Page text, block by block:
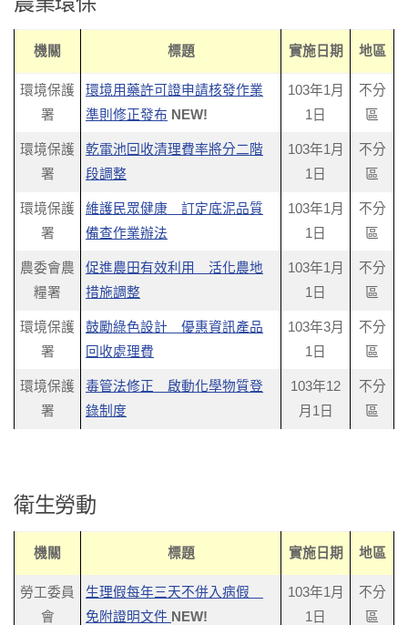
機關 標題 實施日期 地區
環境保護
署
環境用藥許可證申請核發作業
準則修正發布 NEW!
103年1月
1日
不分
區
環境保護
署
乾電池回收清理費率將分二階
段調整
103年1月
1日
不分
區
環境保護
署
維護民眾健康 訂定底泥品質
備查作業辦法
103年1月
1日
不分
區
農委會農
糧署
促進農田有效利用 活化農地
措施調整
103年1月
1日
不分
區
環境保護
署
鼓勵綠色設計 優惠資訊產品
回收處理費
103年3月
1日
不分
區
環境保護
署
毒管法修正 啟動化學物質登
錄制度
103年12
月1日
不分
區
衛生勞動
機關 標題 實施日期 地區
勞工委員
會
生理假每年三天不併入病假
免附證明文件 NEW!
103年1月
1日
不分
區